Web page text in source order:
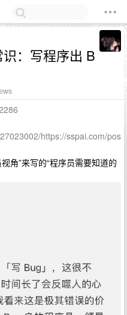
：写程序出 B
https://sspai.com/pos
角”来写的“程序员需要知道的